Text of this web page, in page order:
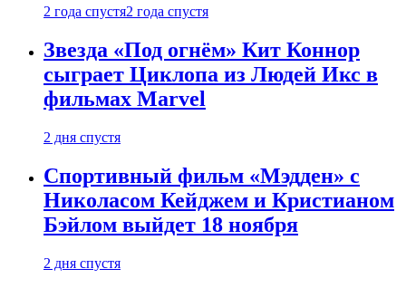
2 года спустя2 года спустя
Звезда «Под огнём» Кит Коннор
сыграет Циклопа из Людей Икс в
фильмах Marvel
2 дня спустя
Спортивный фильм «Мэдден» с
Николасом Кейджем и Кристианом
Бэйлом выйдет 18 ноября
2 дня спустя